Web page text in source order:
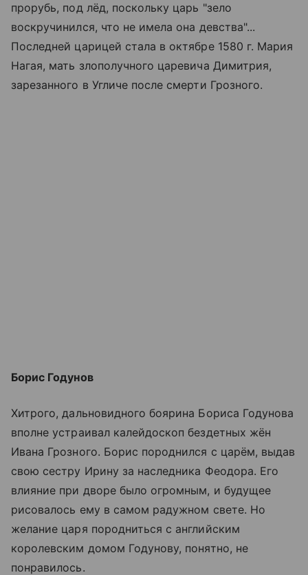
прорубь, под лёд, поскольку царь "зело
воскручинился, что не имела она девства"...
Последней царицей стала в октябре 1580 г. Мария
Нагая, мать злополучного царевича Димитрия,
зарезанного в Угличе после смерти Грозного.
Борис Годунов
Хитрого, дальновидного боярина Бориса Годунова
вполне устраивал калейдоскоп бездетных жён
Ивана Грозного. Борис породнился с царём, выдав
свою сестру Ирину за наследника Феодора. Его
влияние при дворе было огромным, и будущее
рисовалось ему в самом радужном свете. Но
желание царя породниться с английским
королевским домом Годунову, понятно, не
понравилось.